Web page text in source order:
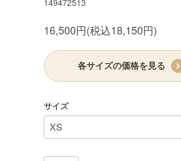
16,500円(税込18,150円)
各サイズの価格を見る
サイズ